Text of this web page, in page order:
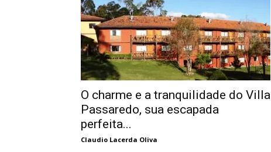
O charme e a tranquilidade do Villa
Passaredo, sua escapada
perfeita...
Claudio Lacerda Oliva